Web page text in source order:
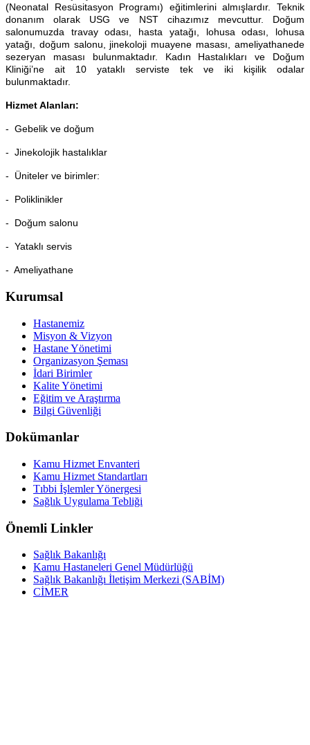
(Neonatal Resüsitasyon Programı) eğitimlerini almışlardır. Teknik
donanım olarak USG ve NST cihazımız mevcuttur. Doğum
salonumuzda travay odası, hasta yatağı, lohusa odası, lohusa
yatağı, doğum salonu, jinekoloji muayene masası, ameliyathanede
sezeryan masası bulunmaktadır. Kadın Hastalıkları ve Doğum
Kliniği’ne ait 10 yataklı serviste tek ve iki kişilik odalar
bulunmaktadır.
Hizmet Alanları:
- Gebelik ve doğum
- Jinekolojik hastalıklar
- Üniteler ve birimler:
- Poliklinikler
- Doğum salonu
- Yataklı servis
- Ameliyathane
Kurumsal
Hastanemiz
Misyon & Vizyon
Hastane Yönetimi
Organizasyon Şeması
İdari Birimler
Kalite Yönetimi
Eğitim ve Araştırma
Bilgi Güvenliği
Dokümanlar
Kamu Hizmet Envanteri
Kamu Hizmet Standartları
Tıbbi İşlemler Yönergesi
Sağlık Uygulama Tebliği
Önemli Linkler
Sağlık Bakanlığı
Kamu Hastaneleri Genel Müdürlüğü
Sağlık Bakanlığı İletişim Merkezi (SABİM)
CİMER